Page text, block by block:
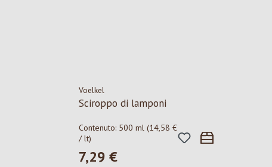
Voelkel
Sciroppo di lamponi
Contenuto: 500 ml (14,58 €
/ lt)
Prezzo normale:
7,29 €